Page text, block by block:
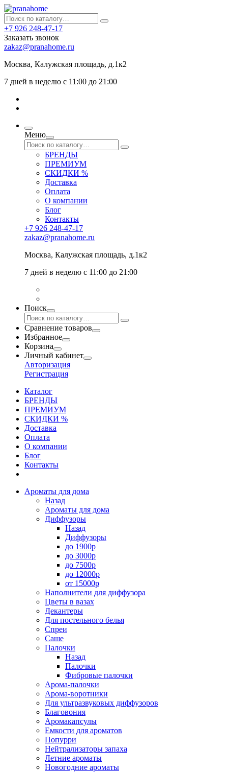
+7 926 248-47-17
Заказать звонок
zakaz@pranahome.ru
Москва, Калужская площадь, д.1к2
7 дней в неделю с 11:00 до 21:00
Меню
БРЕНДЫ
ПРЕМИУМ
СКИДКИ %
Доставка
Оплата
О компании
Блог
Контакты
+7 926 248-47-17
zakaz@pranahome.ru
Москва, Калужская площадь, д.1к2
7 дней в неделю с 11:00 до 21:00
Поиск
Сравнение товаров
Избранное
Корзина
Личный кабинет
Авторизация
Регистрация
Каталог
БРЕНДЫ
ПРЕМИУМ
СКИДКИ %
Доставка
Оплата
О компании
Блог
Контакты
Ароматы для дома
Назад
Ароматы для дома
Диффузоры
Назад
Диффузоры
до 1900р
до 3000р
до 7500р
до 12000р
от 15000р
Наполнители для диффузора
Цветы в вазах
Декантеры
Для постельного белья
Спреи
Саше
Палочки
Назад
Палочки
Фибровые палочки
Арома-палочки
Арома-воротники
Для ультразвуковых диффузоров
Благовония
Аромакапсулы
Емкости для ароматов
Попурри
Нейтрализаторы запаха
Летние ароматы
Новогодние ароматы